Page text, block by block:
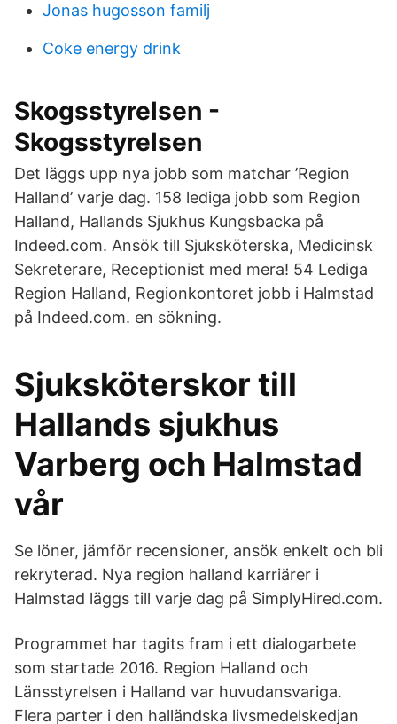
Jonas hugosson familj
Coke energy drink
Skogsstyrelsen -
Skogsstyrelsen
Det läggs upp nya jobb som matchar ’Region
Halland’ varje dag. 158 lediga jobb som Region
Halland, Hallands Sjukhus Kungsbacka på
Indeed.com. Ansök till Sjuksköterska, Medicinsk
Sekreterare, Receptionist med mera! 54 Lediga
Region Halland, Regionkontoret jobb i Halmstad
på Indeed.com. en sökning.
Sjuksköterskor till
Hallands sjukhus
Varberg och Halmstad
vår
Se löner, jämför recensioner, ansök enkelt och bli
rekryterad. Nya region halland karriärer i
Halmstad läggs till varje dag på SimplyHired.com.
Programmet har tagits fram i ett dialogarbete
som startade 2016. Region Halland och
Länsstyrelsen i Halland var huvudansvariga.
Flera parter i den halländska livsmedelskedjan